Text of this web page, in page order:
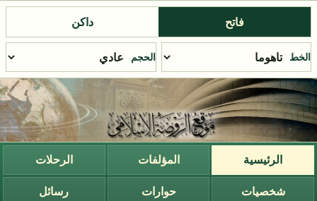
فاتح داكن
الخط الحجم
الرئيسية المؤلفات الرحلات
شخصيات حوارات رسائل